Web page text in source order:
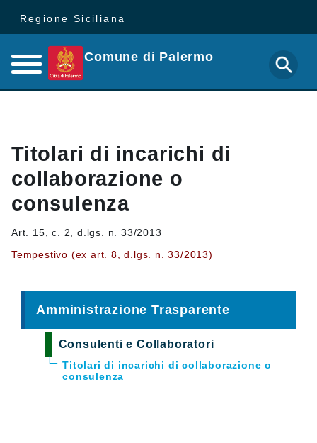
Regione Siciliana
Comune di Palermo
Titolari di incarichi di
collaborazione o
consulenza
Art. 15, c. 2, d.lgs. n. 33/2013
Tempestivo (ex art. 8, d.lgs. n. 33/2013)
Amministrazione Trasparente
Consulenti e Collaboratori
Titolari di incarichi di collaborazione o
consulenza